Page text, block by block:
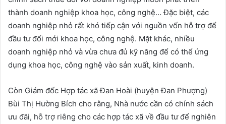
thành doanh nghiệp khoa học, công nghệ… Đặc biệt, các
doanh nghiệp nhỏ rất khó tiếp cận với nguồn vốn hỗ trợ để
đầu tư đổi mới khoa học, công nghệ. Mặt khác, nhiều
doanh nghiệp nhỏ và vừa chưa đủ kỹ năng để có thể ứng
dụng khoa học, công nghệ vào sản xuất, kinh doanh.
Còn Giám đốc Hợp tác xã Đan Hoài (huyện Đan Phượng)
Bùi Thị Hường Bích cho rằng, Nhà nước cần có chính sách
ưu đãi, hỗ trợ riêng cho các hợp tác xã về đầu tư để nghiên